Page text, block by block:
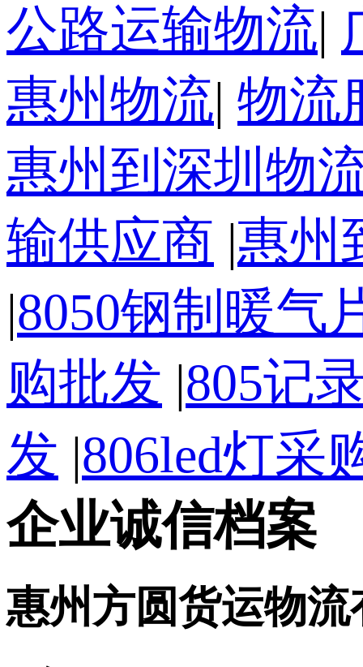
公路运输物流|
惠州物流| 物流
惠州到深圳物
输供应商 |惠州
|8050钢制暖气
购批发 |805记
发 |806led灯采
企业诚信档案
惠州方圆货运物